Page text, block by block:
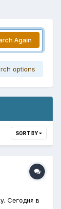
Again
options
SORT BY
Сегодня в